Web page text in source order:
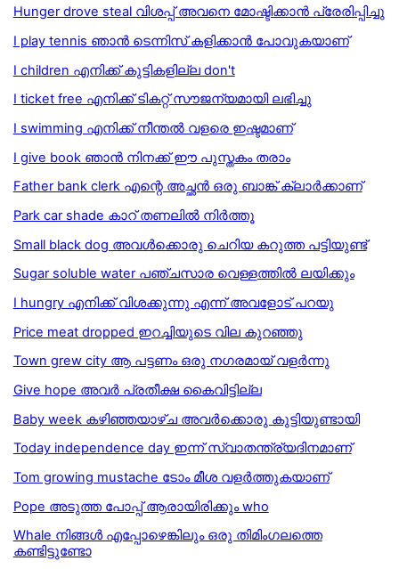
Hunger drove steal വിശപ്പ് അവനെ മോഷ്ടിക്കാന്‍ പ്രേരിപ്പിച്ചു
I play tennis ഞാൻ ടെന്നിസ് കളിക്കാൻ പോവുകയാണ്
I children എനിക്ക് കുട്ടികളില്ല don't
I ticket free എനിക്ക് ടികറ്റ് സൗജന്യമായി ലഭിച്ചു
I swimming എനിക്ക് നീന്തൽ വളരെ ഇഷ്ടമാണ്
I give book ഞാൻ നിനക്ക് ഈ പുസ്തകം തരാം
Father bank clerk എന്റെ അച്ഛൻ ഒരു ബാങ്ക് ക്ലാർക്കാണ്
Park car shade കാറ് തണലില്‍ നിര്‍ത്തൂ
Small black dog അവള്‍ക്കൊരു ചെറിയ കറുത്ത പട്ടിയുണ്ട്
Sugar soluble water പഞ്ചസാര വെള്ളത്തില്‍ ലയിക്കും
I hungry എനിക്ക് വിശക്കുന്നു എന്ന് അവളോട്‌ പറയു
Price meat dropped ഇറച്ചിയുടെ വില കുറഞ്ഞു
Town grew city ആ പട്ടണം ഒരു നഗരമായ് വളർന്നു
Give hope അവര്‍ പ്രതീക്ഷ കൈവിട്ടില്ല
Baby week കഴിഞ്ഞയാഴ്ച അവര്‍ക്കൊരു കുട്ടിയുണ്ടായി
Today independence day ഇന്ന് സ്വാതന്ത്ര്യദിനമാണ്
Tom growing mustache ടോം മീശ വളർത്തുകയാണ്
Pope അടുത്ത പോപ്പ് ആരായിരിക്കും who
Whale നിങ്ങള്‍ എപ്പോഴെങ്കിലും ഒരു തിമിംഗലത്തെ
കണ്ടിട്ടുണ്ടോ